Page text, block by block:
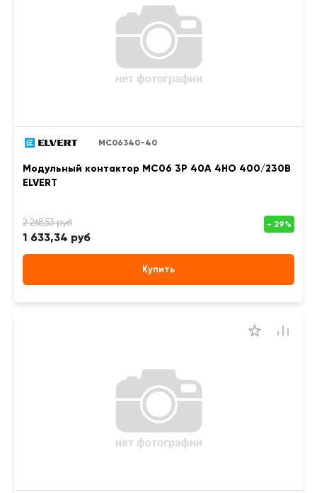
MC06340-40
Модульный контактор MC06 3Р 40А 4НО 400/230B
ELVERT
1 633,34 руб
Купить